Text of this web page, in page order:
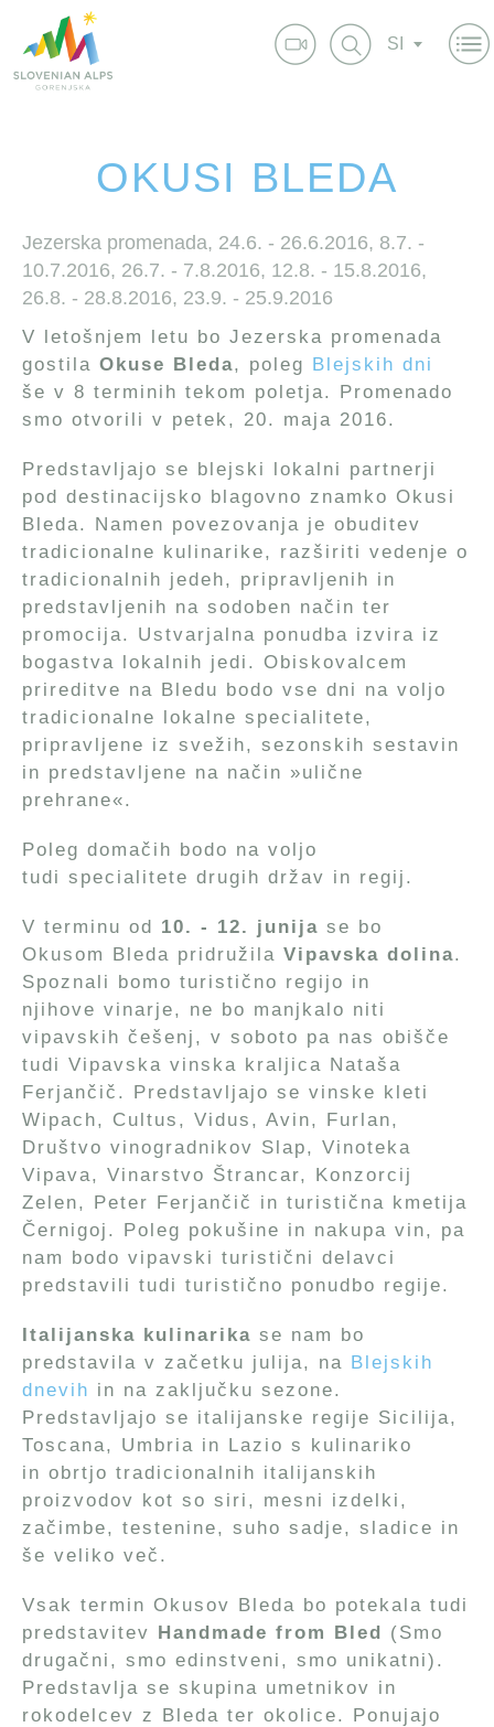
SI
OKUSI BLEDA
Jezerska promenada, 24.6. - 26.6.2016, 8.7. -
10.7.2016, 26.7. - 7.8.2016, 12.8. - 15.8.2016,
26.8. - 28.8.2016, 23.9. - 25.9.2016
V letošnjem letu bo Jezerska promenada
gostila Okuse Bleda, poleg Blejskih dni
še v 8 terminih tekom poletja. Promenado
smo otvorili v petek, 20. maja 2016.
Predstavljajo se blejski lokalni partnerji
pod destinacijsko blagovno znamko Okusi
Bleda. Namen povezovanja je obuditev
tradicionalne kulinarike, razširiti vedenje o
tradicionalnih jedeh, pripravljenih in
predstavljenih na sodoben način ter
promocija. Ustvarjalna ponudba izvira iz
bogastva lokalnih jedi. Obiskovalcem
prireditve na Bledu bodo vse dni na voljo
tradicionalne lokalne specialitete,
pripravljene iz svežih, sezonskih sestavin
in predstavljene na način »ulične
prehrane«.
Poleg domačih bodo na voljo
tudi specialitete drugih držav in regij.
V terminu od 10. - 12. junija se bo
Okusom Bleda pridružila Vipavska dolina.
Spoznali bomo turistično regijo in
njihove vinarje, ne bo manjkalo niti
vipavskih češenj, v soboto pa nas obišče
tudi Vipavska vinska kraljica Nataša
Ferjančič. Predstavljajo se vinske kleti
Wipach, Cultus, Vidus, Avin, Furlan,
Društvo vinogradnikov Slap, Vinoteka
Vipava, Vinarstvo Štrancar, Konzorcij
Zelen, Peter Ferjančič in turistična kmetija
Černigoj. Poleg pokušine in nakupa vin, pa
nam bodo vipavski turistični delavci
predstavili tudi turistično ponudbo regije.
Italijanska kulinarika se nam bo
predstavila v začetku julija, na Blejskih
dnevih in na zaključku sezone.
Predstavljajo se italijanske regije Sicilija,
Toscana, Umbria in Lazio s kulinariko
in obrtjo tradicionalnih italijanskih
proizvodov kot so siri, mesni izdelki,
začimbe, testenine, suho sadje, sladice in
še veliko več.
Vsak termin Okusov Bleda bo potekala tudi
predstavitev Handmade from Bled (Smo
drugačni, smo edinstveni, smo unikatni).
Predstavlja se skupina umetnikov in
rokodelcev z Bleda ter okolice. Ponujajo